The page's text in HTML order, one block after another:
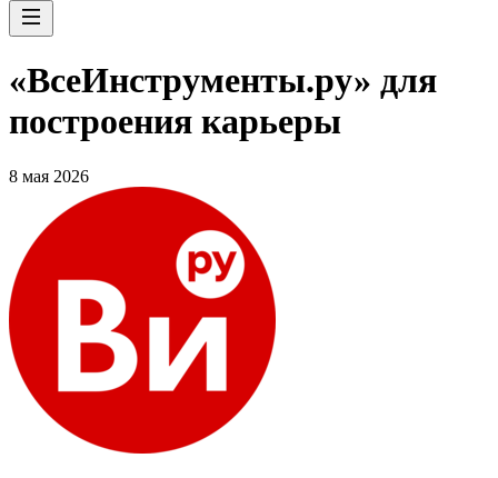
«ВсеИнструменты.ру» для
построения карьеры
8 мая 2026